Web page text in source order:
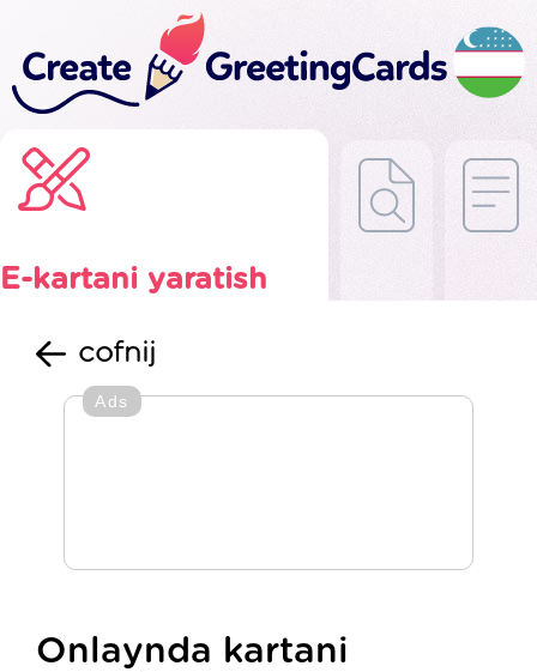
E-kartani yaratish
cofnij
Ads
Onlaynda kartani